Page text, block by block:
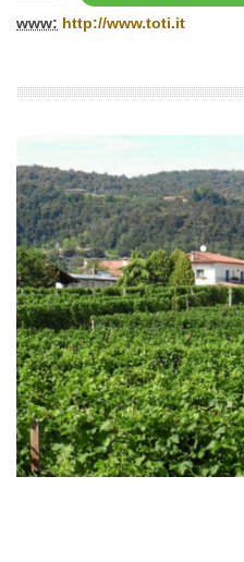
www: http://www.toti.it